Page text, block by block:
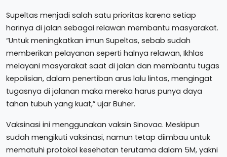
Supeltas menjadi salah satu prioritas karena setiap
harinya di jalan sebagai relawan membantu masyarakat.
“Untuk meningkatkan imun Supeltas, sebab sudah
memberikan pelayanan seperti halnya relawan, Ikhlas
melayani masyarakat saat di jalan dan membantu tugas
kepolisian, dalam penertiban arus lalu lintas, mengingat
tugasnya di jalanan maka mereka harus punya daya
tahan tubuh yang kuat,” ujar Buher.
Vaksinasi ini menggunakan vaksin Sinovac. Meskipun
sudah mengikuti vaksinasi, namun tetap diimbau untuk
mematuhi protokol kesehatan terutama dalam 5M, yakni